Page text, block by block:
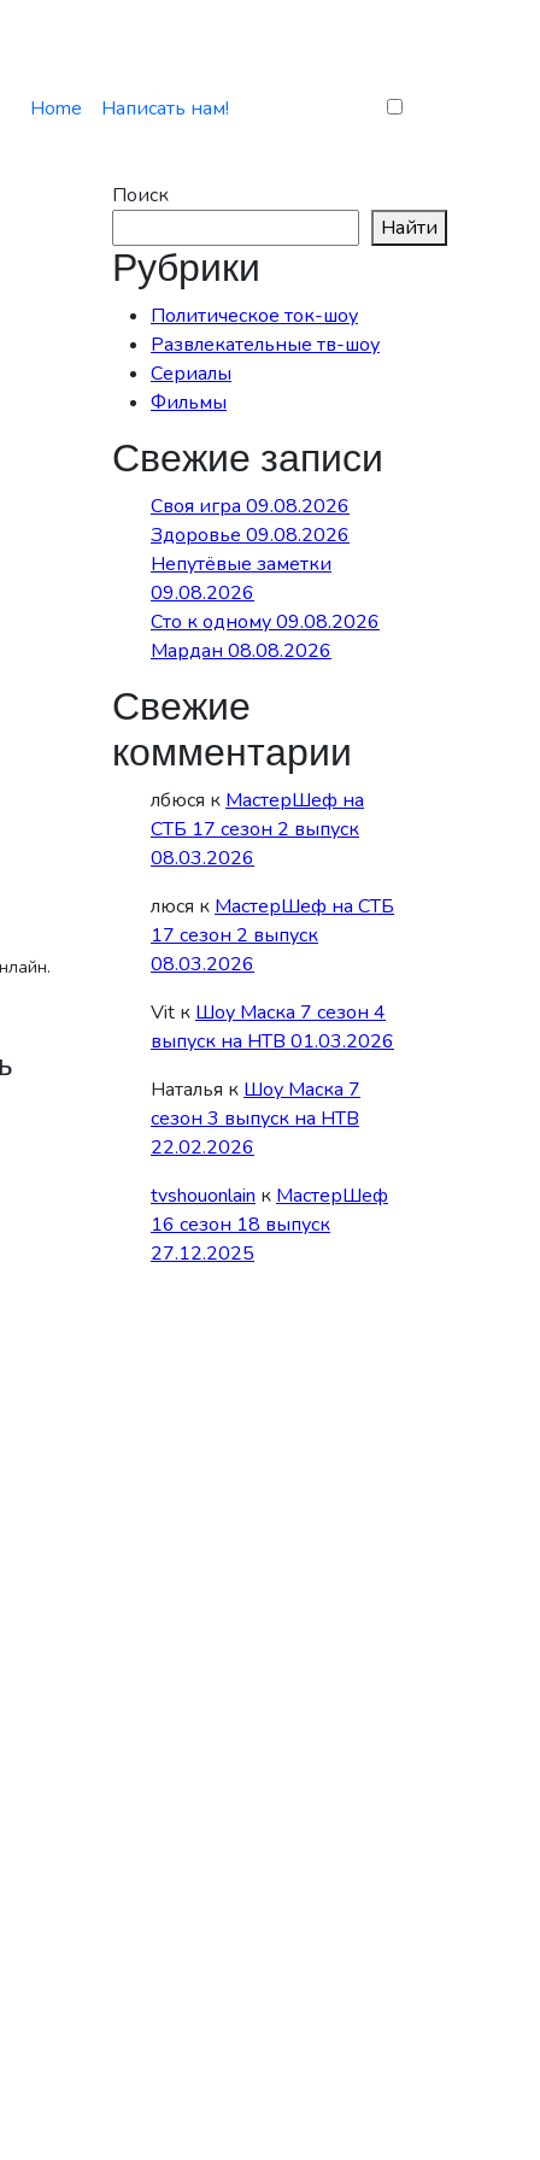
Home Написать нам!
Поиск
Найти
Рубрики
Политическое ток-шоу
Развлекательные тв-шоу
Сериалы
Фильмы
Свежие записи
Своя игра 09.08.2026
Здоровье 09.08.2026
Непутёвые заметки
09.08.2026
Сто к одному 09.08.2026
Мардан 08.08.2026
Свежие
комментарии
лбюся к МастерШеф на
СТБ 17 сезон 2 выпуск
08.03.2026
люся к МастерШеф на СТБ
17 сезон 2 выпуск
08.03.2026
Vit к Шоу Маска 7 сезон 4
выпуск на НТВ 01.03.2026
Наталья к Шоу Маска 7
сезон 3 выпуск на НТВ
22.02.2026
tvshouonlain к МастерШеф
16 сезон 18 выпуск
27.12.2025